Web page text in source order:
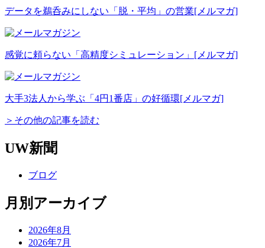
データを鵜呑みにしない「脱・平均」の営業[メルマガ]
感覚に頼らない「高精度シミュレーション」 [メルマガ]
大手3法人から学ぶ「4円1番店」の好循環[メルマガ]
＞その他の記事を読む
UW新聞
ブログ
月別アーカイブ
2026年8月
2026年7月